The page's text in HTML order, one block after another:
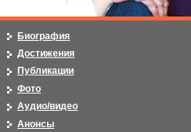
Биография
Достижения
Публикации
Фото
Аудио/видео
Анонсы